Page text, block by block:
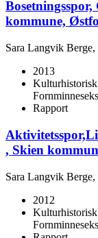
kommune,
Sara Langvik
2013
Rapport
, Skien
Sara Langvik
2012